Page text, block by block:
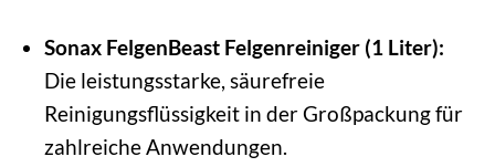
Sonax FelgenBeast Felgenreiniger (1 Liter):
Die leistungsstarke, säurefreie
Reinigungsflüssigkeit in der Großpackung für
zahlreiche Anwendungen.